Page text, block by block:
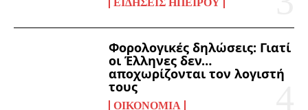
Φορολογικές δηλώσεις: Γιατί
οι Έλληνες δεν…
αποχωρίζονται τον λογιστή
τους
ΟΙΚΟΝΟΜΊΑ